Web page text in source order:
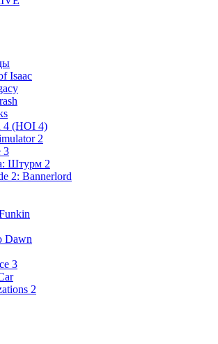
Isaac
4 (HOI 4)
2
3
Штурм 2
2: Bannerlord
Dawn
3
2